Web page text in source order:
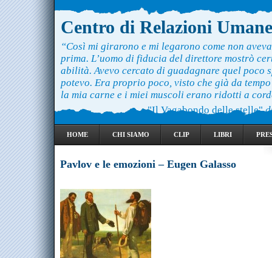
Centro di Relazioni Umane
“Così mi girarono e mi legarono come non
prima. L’uomo di fiducia del direttore mostrò
abilità. Avevo cercato di guadagnare quel poco
potevo. Era proprio poco, visto che già da
la mia carne e i miei muscoli erano ridotti a
"Il Vagabondo delle stelle"
HOME CHI SIAMO CLIP LIBRI
Pavlov e le emozioni – Eugen Galasso